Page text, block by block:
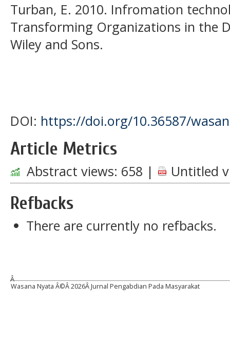
Turban, E. 2010. Infromation
Transforming Organizations in the
Wiley and Sons.
DOI: https://doi.org/10.36587/
Article Metrics
Abstract views: 658 | Untitled
Refbacks
There are currently no refbacks.
Â
Wasana Nyata Â©Â2026Â Jurnal Pengabdian Pada Masyarakat